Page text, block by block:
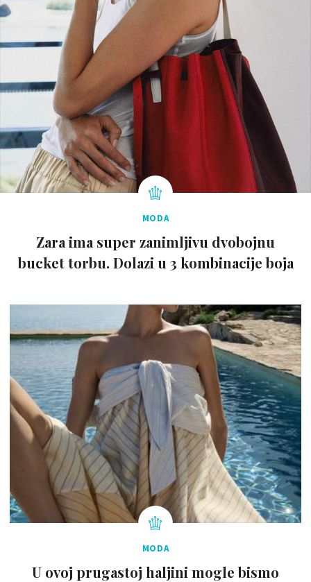
MODA
Zara ima super zanimljivu dvobojnu
bucket torbu. Dolazi u 3 kombinacije boja
MODA
U ovoj prugastoj haljini mogle bismo